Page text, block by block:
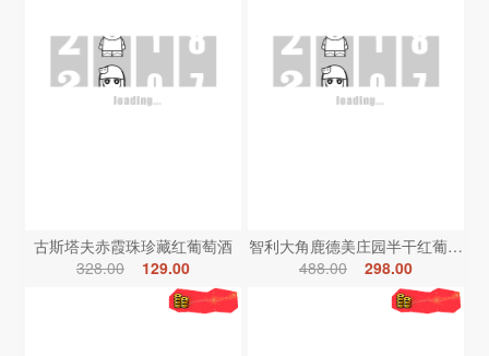
古斯塔夫赤霞珠珍藏红葡萄酒
328.00
129.00
智利大角鹿德美庄园半干红葡萄酒
488.00
298.00